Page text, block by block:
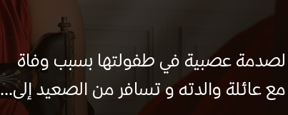
عصبية في طفولتها بسبب وفاة
عائلة والدته و تسافر من الصعيد إلى...